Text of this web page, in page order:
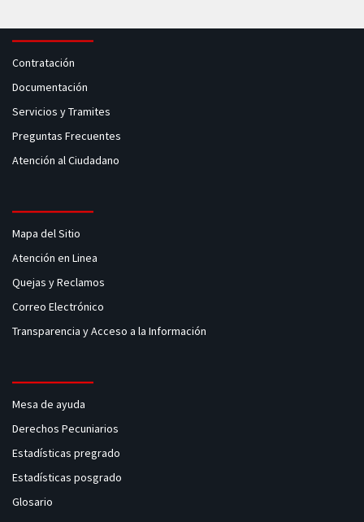
Contratación
Documentación
Servicios y Tramites
Preguntas Frecuentes
Atención al Ciudadano
Mapa del Sitio
Atención en Linea
Quejas y Reclamos
Correo Electrónico
Transparencia y Acceso a la Información
Mesa de ayuda
Derechos Pecuniarios
Estadísticas pregrado
Estadísticas posgrado
Glosario